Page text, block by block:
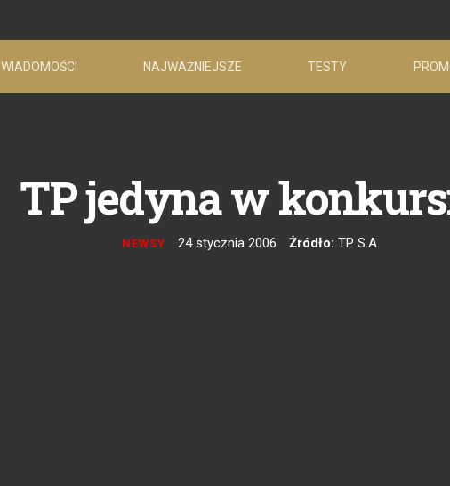
WIADOMOŚCI NAJWAŻNIEJSZE TESTY
TP jedyna w
NEWSY 24 stycznia 2006 Żródło: TP S.A.